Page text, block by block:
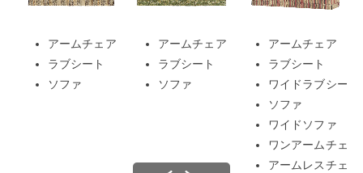
アームチェア
ラブシート
ソファ
アームチェア
ラブシート
ソファ
アームチェア
ラブシート
ワイドラブシート
ソファ
ワイドソファ
ワンアームチェア
アームレスチェア